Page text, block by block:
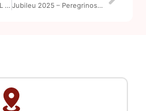
CASP-NÚCLEO REGIONAL LAPA PROMOVE FORMAÇÃO PARA O VIII DIA MUNDIAL DOS POBRES Jubileu 2025 – Peregrinos da Esperança